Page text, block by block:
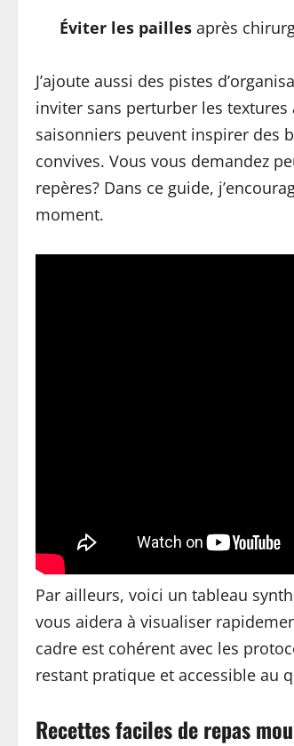
Éviter les pailles après
J’ajoute aussi des pistes
inviter sans perturber les
saisonniers peuvent inspirer des
convives. Vous vous demandez
repères? Dans ce guide,
moment.
Par ailleurs, voici un tableau
vous aidera à visualiser
cadre est cohérent avec les
restant pratique et accessible au
Recettes faciles de repas